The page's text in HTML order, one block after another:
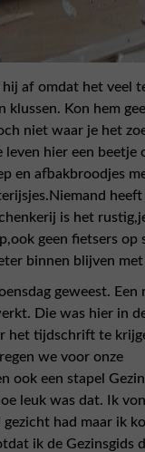
hij af omdat het veel
klussen. Kon hem
niet waar je het
leven hier een beetje
en afbakbroodjes
is het
geen fietsers op
binnen blijven
geweest. Een
Die was hier in
het tijdschrift te
we voor onze
ook een stapel
leuk was dat. Ik
gezicht had maar ik
ik de Gezinsgids